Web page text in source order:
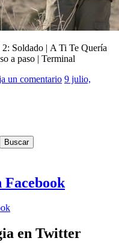
Soldado | A Ti Te Quería
a paso | Terminal
,
,
un comentario 9 julio,
Facebook
en Twitter